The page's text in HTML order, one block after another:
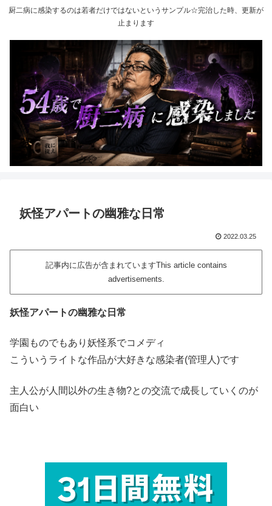
厨二病に感染するのは若者だけではないというサンプル☆完治した時、更新が
止まります
妖怪アパートの幽雅な日常
2022.03.25
記事内に広告が含まれていますThis article contains
advertisements.
妖怪アパートの幽雅な日常
学園ものでもあり妖怪系でコメディ
こういうライトな作品が大好きな感染者(管理人)です
主人公が人間以外の生き物?との交流で成長していくのが
面白い